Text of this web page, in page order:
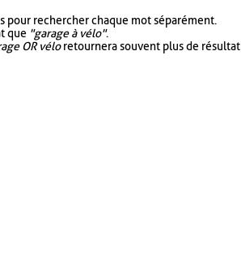
pour rechercher chaque mot séparément.
que "garage à vélo".
OR véloretournera souvent plus de résultat